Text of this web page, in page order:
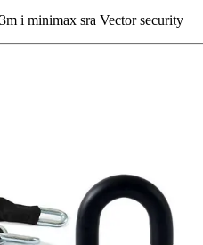
i minimax sra Vector security